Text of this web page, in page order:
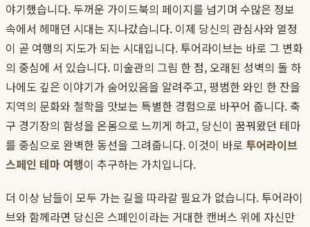
야기했습니다. 두꺼운 가이드북의 페이지를 넘기며 수많은 정보
속에서 헤매던 시대는 지나갔습니다. 이제 당신의 관심사와 열정
이 곧 여행의 지도가 되는 시대입니다. 투어라이브는 바로 그 변화
의 중심에 서 있습니다. 미술관의 그림 한 점, 오래된 성벽의 돌 하
나에도 깊은 이야기가 숨어있음을 알려주고, 평범한 와인 한 잔을
지역의 문화와 철학을 맛보는 특별한 경험으로 바꾸어 줍니다. 축
구 경기장의 함성을 온몸으로 느끼게 하고, 당신이 꿈꿔왔던 테마
를 중심으로 완벽한 동선을 그려줍니다. 이것이 바로 투어라이브
스페인 테마 여행이 추구하는 가치입니다.
더 이상 남들이 모두 가는 길을 따라갈 필요가 없습니다. 투어라이
브와 함께라면 당신은 스페인이라는 거대한 캔버스 위에 자신만